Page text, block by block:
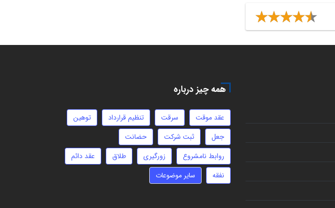
همه چیز درباره
عقد موقت سرقت تنظیم قرارداد
توهین
جعل
ثبت شرکت
حضانت
روابط نامشروع
زورگیری طلاق
عقد دائم
نفقه
سایر موضوعات